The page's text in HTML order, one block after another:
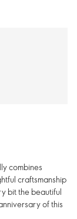
combines
craftsmanship
bit the beautiful
of this